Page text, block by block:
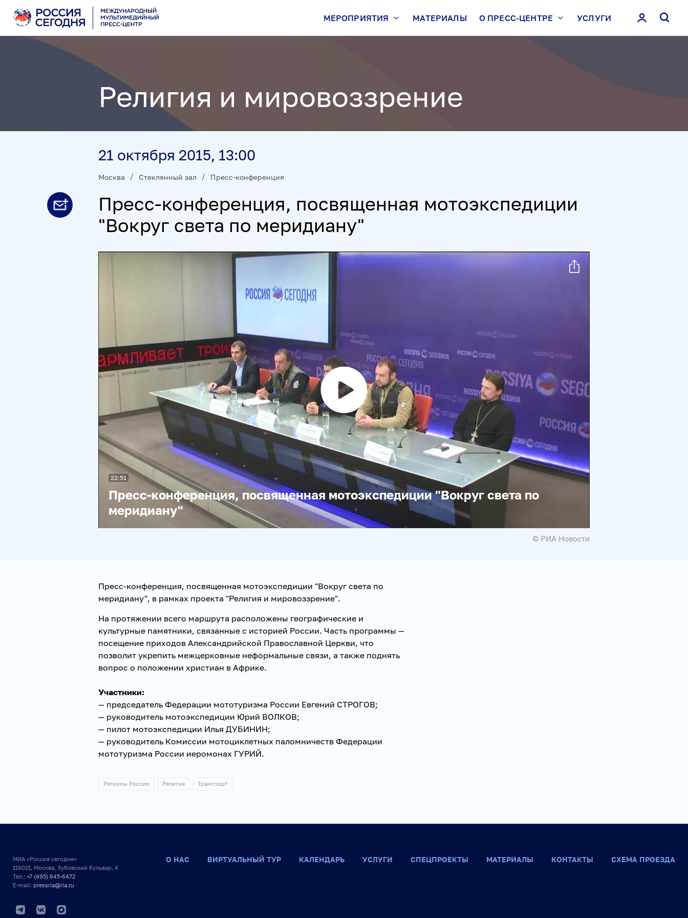
МЕРОПРИЯТИЯ МАТЕРИАЛЫ О ПРЕСС-ЦЕНТРЕ УСЛУГИ
Религия и мировоззрение
21 октября 2015, 13:00
Москва Стеклянный зал Пресс-конференция
Пресс-конференция, посвященная мотоэкспедиции
"Вокруг света по меридиану"
Воспроизвести
видео
Пресс-конференция, посвященная мотоэкспедиции "Вокруг света по
меридиану"
22:51
© РИА Новости
Пресс-конференция, посвященная мотоэкспедиции "Вокруг света по
меридиану", в рамках проекта "Религия и мировоззрение".
На протяжении всего маршрута расположены географические и
культурные памятники, связанные с историей России. Часть программы —
посещение приходов Александрийской Православной Церкви, что
позволит укрепить межцерковные неформальные связи, а также поднять
вопрос о положении христиан в Африке.
Участники:
— председатель Федерации мототуризма России Евгений СТРОГОВ;
— руководитель мотоэкспедиции Юрий ВОЛКОВ;
— пилот мотоэкспедиции Илья ДУБИНИН;
— руководитель Комиссии мотоциклетных паломничеств Федерации
мототуризма России иеромонах ГУРИЙ.
Регионы России Религия Транспорт
О НАС ВИРТУАЛЬНЫЙ ТУР КАЛЕНДАРЬ УСЛУГИ СПЕЦПРОЕКТЫ МАТЕРИАЛЫ КОНТАКТЫ СХЕМА ПРОЕЗДА
МИА «Россия сегодня»
119021, Москва, Зубовский бульвар, 4
Тел.: +7 (495) 645-6472
E-mail: pressria@ria.ru